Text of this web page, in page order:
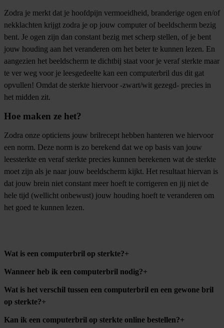
Zodra je merkt dat je hoofdpijn vermoeidheid, branderige ogen en/of
nekklachten krijgt zodra je op jouw computer of beeldscherm bezig
bent. Je ogen zijn dan constant bezig met scherp stellen, of je bent
jouw houding aan het veranderen om het beter te kunnen lezen. En
aangezien het beeldscherm te dichtbij staat voor je veraf sterkte maar
te ver weg voor je leesgedeelte kan een computerbril dus dit gat
opvullen! Omdat de sterkte hiervoor -zwart/wit gezegd- precies in
het midden zit.
Hoe maken ze het?
Zodra onze opticiens jouw brilrecept hebben hanteren we hiervoor
een norm. Deze norm is zo berekend dat we op basis van jouw
leessterkte en veraf sterkte precies kunnen berekenen wat de sterkte
moet zijn als je naar jouw beeldscherm kijkt. Het resultaat hiervan is
dat jouw brein niet constant meer hoeft te corrigeren en jij niet de
hele tijd (wellicht onbewust) jouw houding hoeft te veranderen om
het goed te kunnen lezen.
Wat is een computerbril op sterkte?
Wanneer heb ik een computerbril nodig?
Wat is het verschil tussen een computerbril en een gewone bril
op sterkte?
Kan ik een computerbril op sterkte online bestellen?